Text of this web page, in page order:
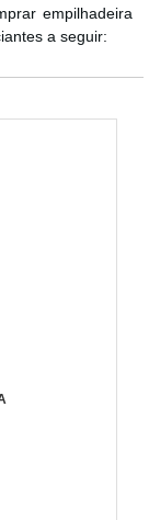
empilhadeira
a seguir: